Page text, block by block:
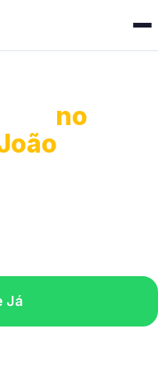
no
Já